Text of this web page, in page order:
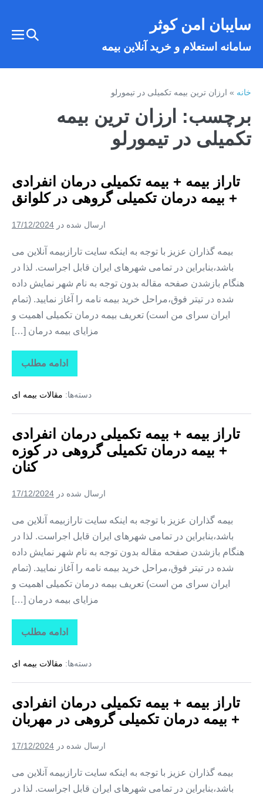
سایبان امن کوثر
سامانه استعلام و خرید آنلاین بیمه
تغییر
خانه»ارزان ترین بیمه تکمیلی در تیمورلو
برچسب: ارزان ترین بیمه
تکمیلی در تیمورلو
تاراز بیمه + بیمه تکمیلی درمان انفرادی
+ بیمه درمان تکمیلی گروهی در کلوانق
ارسال شده در 17/12/2024
بیمه گذاران عزیز با توجه به اینکه سایت تارازبیمه آنلاین می
باشد،بنابراین در تمامی شهرهای ایران قابل اجراست. لذا در
هنگام بازشدن صفحه مقاله بدون توجه به نام شهر نمایش داده
شده در تیتر فوق،مراحل خرید بیمه نامه را آغاز نمایید. (تمام
ایران سرای من است) تعریف بیمه درمان تکمیلی اهمیت و
مزایای بیمه درمان […]
ادامه مطلب
تاراز
بیمه
بیمه
درمان
+
بیمه
درمان
تکمیلی
گروهی
کلوانق
دسته‌ها: مقالات بیمه ای
تاراز بیمه + بیمه تکمیلی درمان انفرادی
+ بیمه درمان تکمیلی گروهی در کوزه
کنان
ارسال شده در 17/12/2024
بیمه گذاران عزیز با توجه به اینکه سایت تارازبیمه آنلاین می
باشد،بنابراین در تمامی شهرهای ایران قابل اجراست. لذا در
هنگام بازشدن صفحه مقاله بدون توجه به نام شهر نمایش داده
شده در تیتر فوق،مراحل خرید بیمه نامه را آغاز نمایید. (تمام
ایران سرای من است) تعریف بیمه درمان تکمیلی اهمیت و
مزایای بیمه درمان […]
ادامه مطلب
تاراز
بیمه
بیمه
درمان
+
بیمه
درمان
تکمیلی
در
کنان
دسته‌ها: مقالات بیمه ای
تاراز بیمه + بیمه تکمیلی درمان انفرادی
+ بیمه درمان تکمیلی گروهی در مهربان
ارسال شده در 17/12/2024
بیمه گذاران عزیز با توجه به اینکه سایت تارازبیمه آنلاین می
باشد،بنابراین در تمامی شهرهای ایران قابل اجراست. لذا در